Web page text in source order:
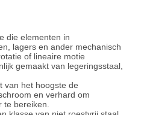
die elementen in
lagers en ander mechanisch
of lineaire motie
gemaakt van legeringsstaal,
van het hoogste de
en verhard om
te bereiken.